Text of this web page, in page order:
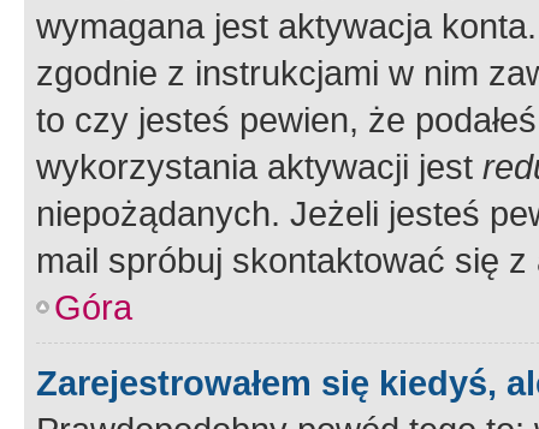
wymagana jest aktywacja
zgodnie z instrukcjami w nim
to czy jesteś pewien, że
wykorzystania aktywacji jest
niepożądanych. Jeżeli jesteś
mail spróbuj skontaktować się
Góra
Zarejestrowałem się kiedyś,